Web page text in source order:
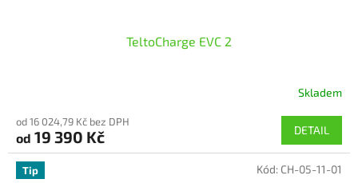
TeltoCharge EVC 2
Skladem
od 16 024,79 Kč bez DPH
od 19 390 Kč DETAIL
Tip Kód: CH-05-11-01